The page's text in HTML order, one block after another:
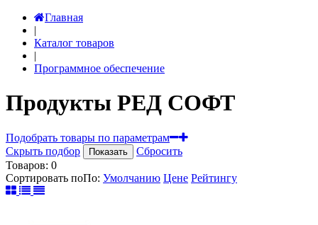
Главная
|
Каталог товаров
|
Программное обеспечение
Продукты РЕД СОФТ
Подобрать товары по параметрам
Скрыть подбор
Показать
Сбросить
Товаров: 0
Сортировать поПо: Умолчанию Цене Рейтингу